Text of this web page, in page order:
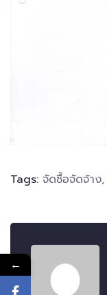
Tags: จัดซื้อจัดจ้าง,
←